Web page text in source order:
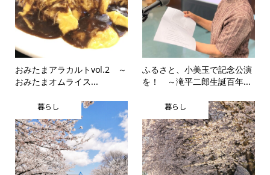
おみたまアラカルトvol.2 ～
おみたまオムライス...
ふるさと、小美玉で記念公演
を！ ～滝平二郎生誕百年...
暮らし 暮らし